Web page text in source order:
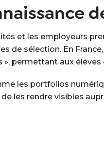
et les employeurs
de sélection. En
», permettant aux
les portfolios
les rendre visibles